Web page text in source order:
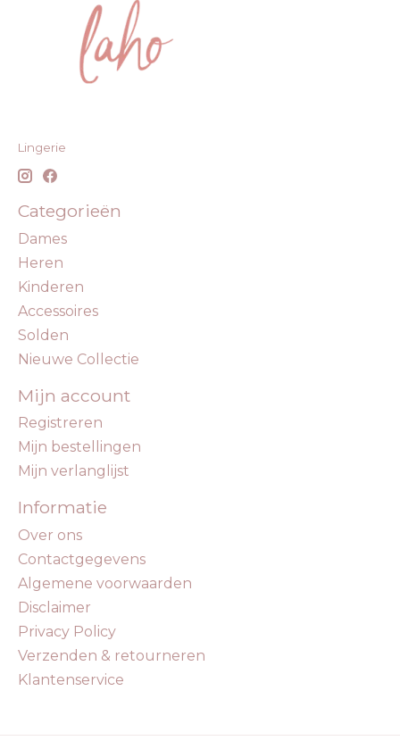
Lingerie
Categorieën
Dames
Heren
Kinderen
Accessoires
Solden
Nieuwe Collectie
Mijn account
Registreren
Mijn bestellingen
Mijn verlanglijst
Informatie
Over ons
Contactgegevens
Algemene voorwaarden
Disclaimer
Privacy Policy
Verzenden & retourneren
Klantenservice